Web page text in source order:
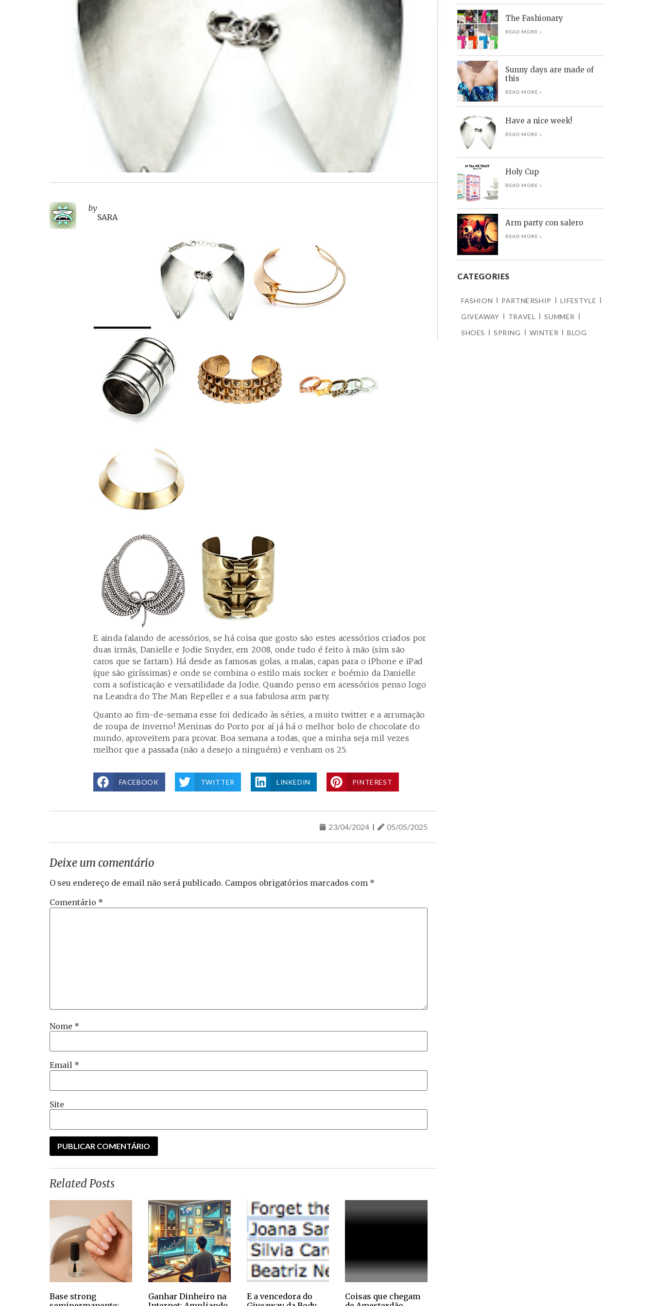
by
SARA
E ainda falando de acessórios, se há coisa que gosto são estes acessórios criados por
duas irmãs, Danielle e Jodie Snyder, em 2008, onde tudo é feito à mão (sim são
caros que se fartam). Há desde as famosas golas, a malas, capas para o iPhone e iPad
(que são giríssimas) e onde se combina o estilo mais rocker e boémio da Danielle
com a sofisticação e versatilidade da Jodie. Quando penso em acessórios penso logo
na Leandra doThe Man Repeller e a sua fabulosa arm party.
Quanto ao fim-de-semana esse foi dedicado às séries, a muito twitter e a arrumação
de roupa de inverno! Meninas do Porto por aí já há o melhor bolo de chocolate do
mundo, aproveitem para provar. Boa semana a todas, que a minha seja mil vezes
melhor que a passada (não a desejo a ninguém) e venham os 25.
FACEBOOK TWITTER LINKEDIN PINTEREST
23/04/2024 05/05/2025
Deixe um comentário
O seu endereço de email não será publicado. Campos obrigatórios marcados com *
Comentário *
Nome *
Email *
Site
Related Posts
Base strong
Ganhar Dinheiro na
E a vencedora do
Coisas que chegam
The Fashionary
READ MORE »
Sunny days are made of
this
READ MORE »
Have a nice week!
READ MORE »
Holy Cup
READ MORE »
Arm party con salero
READ MORE »
CATEGORIES
FASHION PARTNERSHIP
LIFESTYLE
GIVEAWAY
TRAVEL
SUMMER
SHOES
SPRING WINTER BLOG